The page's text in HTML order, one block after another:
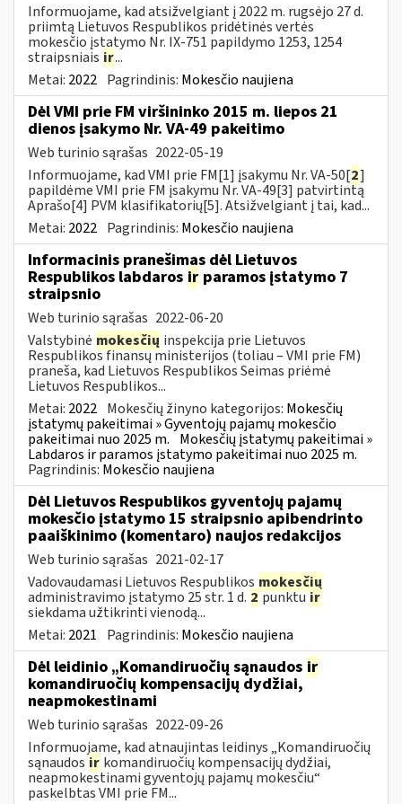
Informuojame, kad atsižvelgiant į 2022 m. rugsėjo 27 d.
priimtą Lietuvos Respublikos pridėtinės vertės
mokesčio įstatymo Nr. IX-751 papildymo 1253, 1254
straipsniais ir...
Metai: 2022 Pagrindinis: Mokesčio naujiena
Dėl VMI prie FM viršininko 2015 m. liepos 21
dienos įsakymo Nr. VA-49 pakeitimo
Web turinio sąrašas 2022-05-19
Informuojame, kad VMI prie FM[1] įsakymu Nr. VA-50[2]
papildėme VMI prie FM įsakymu Nr. VA-49[3] patvirtintą
Aprašo[4] PVM klasifikatorių[5]. Atsižvelgiant į tai, kad...
Metai: 2022 Pagrindinis: Mokesčio naujiena
Informacinis pranešimas dėl Lietuvos
Respublikos labdaros ir paramos įstatymo 7
straipsnio
Web turinio sąrašas 2022-06-20
Valstybinė mokesčių inspekcija prie Lietuvos
Respublikos finansų ministerijos (toliau – VMI prie FM)
praneša, kad Lietuvos Respublikos Seimas priėmė
Lietuvos Respublikos...
Metai: 2022 Mokesčių žinyno kategorijos: Mokesčių
įstatymų pakeitimai » Gyventojų pajamų mokesčio
pakeitimai nuo 2025 m. Mokesčių įstatymų pakeitimai »
Labdaros ir paramos įstatymo pakeitimai nuo 2025 m.
Pagrindinis: Mokesčio naujiena
Dėl Lietuvos Respublikos gyventojų pajamų
mokesčio įstatymo 15 straipsnio apibendrinto
paaiškinimo (komentaro) naujos redakcijos
Web turinio sąrašas 2021-02-17
Vadovaudamasi Lietuvos Respublikos mokesčių
administravimo įstatymo 25 str. 1 d. 2punktuir
siekdama užtikrinti vienodą...
Metai: 2021 Pagrindinis: Mokesčio naujiena
Dėl leidinio „Komandiruočių sąnaudos ir
komandiruočių kompensacijų dydžiai,
neapmokestinami
Web turinio sąrašas 2022-09-26
Informuojame, kad atnaujintas leidinys „Komandiruočių
sąnaudos ir komandiruočių kompensacijų dydžiai,
neapmokestinami gyventojų pajamų mokesčiu“
paskelbtas VMI prie FM...